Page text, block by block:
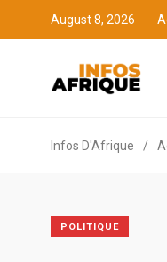
August 8, 2026
Infos D'Afrique /
POLITIQUE